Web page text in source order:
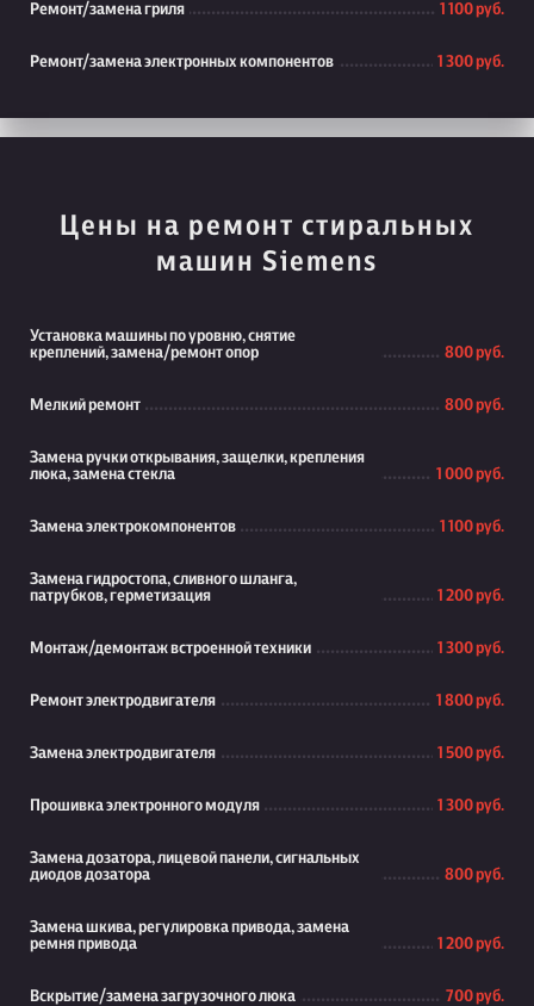
Ремонт/замена гриля 1 100 руб.
Ремонт/замена электронных компонентов 1 300 руб.
Цены на ремонт стиральных
машин Siemens
Установка машины по уровню, снятие
креплений, замена/ремонт опор
800 руб.
Мелкий ремонт 800 руб.
Замена ручки открывания, защелки, крепления
люка, замена стекла
1 000 руб.
Замена электрокомпонентов 1 100 руб.
Замена гидростопа, сливного шланга,
патрубков, герметизация
1 200 руб.
Монтаж/демонтаж встроенной техники 1 300 руб.
Ремонт электродвигателя 1 800 руб.
Замена электродвигателя 1 500 руб.
Прошивка электронного модуля 1 300 руб.
Замена дозатора, лицевой панели, сигнальных
диодов дозатора
800 руб.
Замена шкива, регулировка привода, замена
ремня привода
1 200 руб.
Вскрытие/замена загрузочного люка 700 руб.